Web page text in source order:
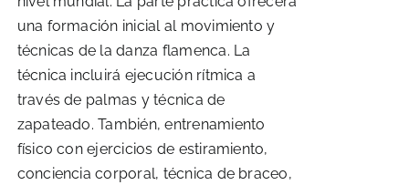
una formación inicial al movimiento y
técnicas de la danza flamenca. La
técnica incluirá ejecución rítmica a
través de palmas y técnica de
zapateado. También, entrenamiento
físico con ejercicios de estiramiento,
conciencia corporal, técnica de braceo,